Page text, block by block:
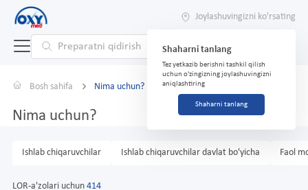
Joylashuvingizni ko'rsating
Shaharni tanlang
Tez yetkazib berishni tashkil qilish
uchun o'zingizning joylashuvingizni
aniqlashtiring
Shaharni tanlang
Bosh sahifa Nima uchun?
Nima uchun?
Ishlab chiqaruvchilar Ishlab chiqaruvchilar davlat bo'yicha Faol
LOR-a'zolari uchun 414